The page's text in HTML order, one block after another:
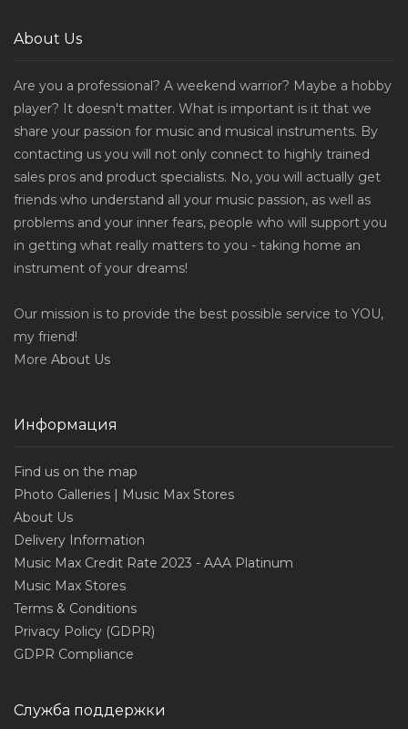
About Us
Are you a professional? A weekend warrior? Maybe a hobby
player? It doesn't matter. What is important is it that we
share your passion for music and musical instruments. By
contacting us you will not only connect to highly trained
sales pros and product specialists. No, you will actually get
friends who understand all your music passion, as well as
problems and your inner fears, people who will support you
in getting what really matters to you - taking home an
instrument of your dreams!
Our mission is to provide the best possible service to YOU,
my friend!
More About Us
Информация
Find us on the map
Photo Galleries | Music Max Stores
About Us
Delivery Information
Music Max Credit Rate 2023 - AAA Platinum
Music Max Stores
Terms & Conditions
Privacy Policy (GDPR)
GDPR Compliance
Служба поддержки